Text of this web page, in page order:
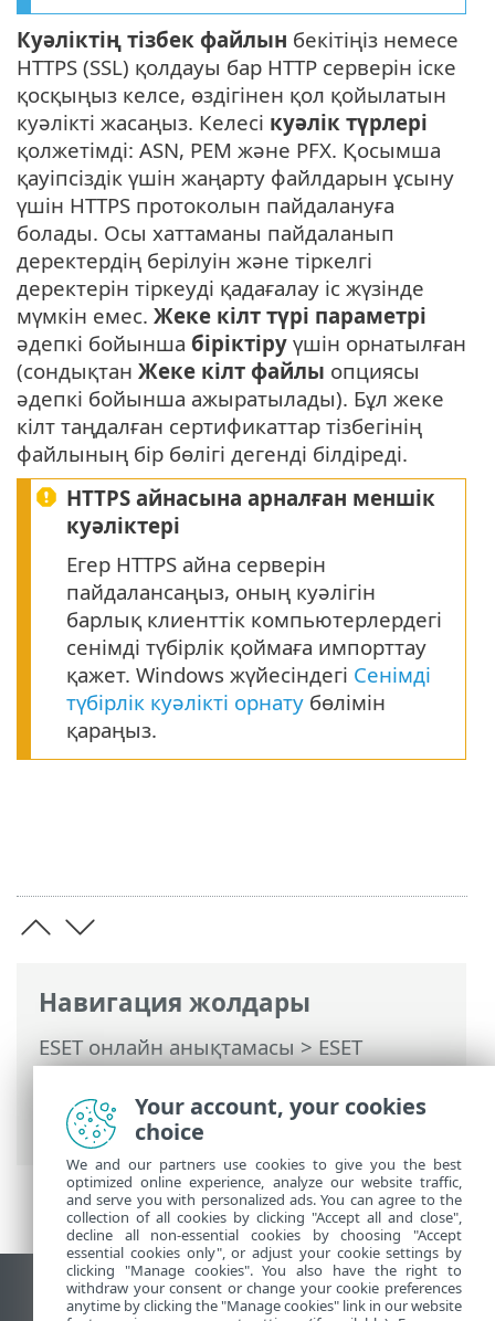
Навигация жолдары
ESET онлайн анықтамасы>ESET
Endpoint Antivirus>Кеңейтілген орнату
Жаңартулар>Жаңарту айнасы> HTTP
сервері және айнаға арналған SSL
Куәліктің тізбек файлын бекітіңіз немесе
HTTPS (SSL) қолдауы бар HTTP серверін іске
қосқыңыз келсе, өздігінен қол қойылатын
куәлікті жасаңыз. Келесі куәлік түрлері
қолжетімді: ASN, PEM және PFX. Қосымша
қауіпсіздік үшін жаңарту файлдарын ұсыну
үшін HTTPS протоколын пайдалануға
болады. Осы хаттаманы пайдаланып
деректердің берілуін және тіркелгі
деректерін тіркеуді қадағалау іс жүзінде
мүмкін емес. Жеке кілт түрі параметрі
әдепкі бойынша біріктіру үшін орнатылған
(сондықтан Жеке кілт файлы опциясы
әдепкі бойынша ажыратылады). Бұл жеке
кілт таңдалған сертификаттар тізбегінің
файлының бір бөлігі дегенді білдіреді.
HTTPS айнасына арналған меншік
куәліктері
Егер HTTPS айна серверін
пайдалансаңыз, оның куәлігін
барлық клиенттік компьютерлердегі
сенімді түбірлік қоймаға импорттау
қажет. Windows жүйесіндегі Сенімді
түбірлік куәлікті орнату бөлімін
қараңыз.
Жұмыс үстеліндегі сайтты қарау
Your account, your cookies
choice
We and our partners use cookies to give you the best
optimized online experience, analyze our website traffic,
and serve you with personalized ads. You can agree to the
collection of all cookies by clicking "Accept all and close",
decline all non-essential cookies by choosing "Accept
essential cookies only", or adjust your cookie settings by
clicking "Manage cookies". You also have the right to
withdraw your consent or change your cookie preferences
anytime by clicking the "Manage cookies" link in our website